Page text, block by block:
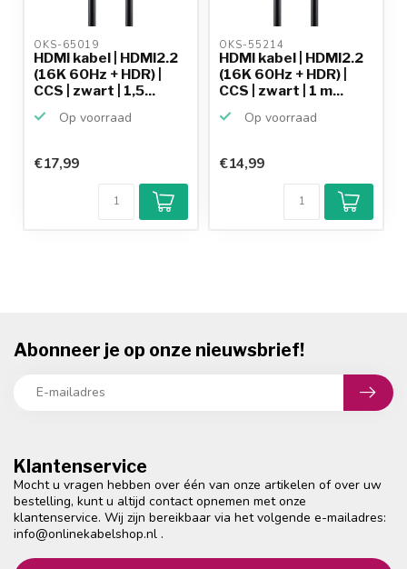
OKS-65019
HDMI kabel | HDMI2.2
(16K 60Hz + HDR) |
CCS | zwart | 1,5...
Op voorraad
€17,99
OKS-55214
HDMI kabel | HDMI2.2
(16K 60Hz + HDR) |
CCS | zwart | 1 m...
Op voorraad
€14,99
Klantenservice
Mocht u vragen hebben over één van onze artikelen of over uw
bestelling, kunt u altijd contact opnemen met onze
klantenservice. Wij zijn bereikbaar via het volgende e-mailadres:
info@onlinekabelshop.nl .
Abonneer je op onze nieuwsbrief!